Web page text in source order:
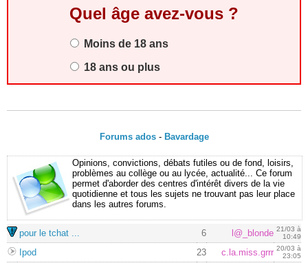
Quel âge avez-vous ?
Moins de 18 ans
18 ans ou plus
Forums ados- Bavardage
Opinions, convictions, débats futiles ou de fond, loisirs,
problèmes au collège ou au lycée, actualité... Ce forum
permet d'aborder des centres d'intérêt divers de la vie
quotidienne et tous les sujets ne trouvant pas leur place
dans les autres forums.
pour le tchat ... 6 l@_blonde 21/03 à
10:49
Ipod 23 c.la.miss.grrr 20/03 à
23:05